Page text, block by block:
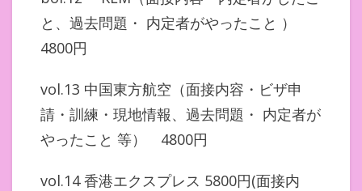
と、過去問題・ 内定者がやったこと ）
4800円
vol.13 中国東方航空（面接内容・ビザ申
請・訓練・現地情報、過去問題・ 内定者が
やったこと 等） 4800円
vol.14 香港エクスプレス 5800円(面接内